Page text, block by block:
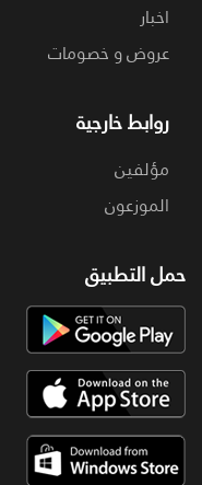
اخبار
عروض و خصومات
روابط خارجية
مؤلفين
الموزعون
حمل التطبيق